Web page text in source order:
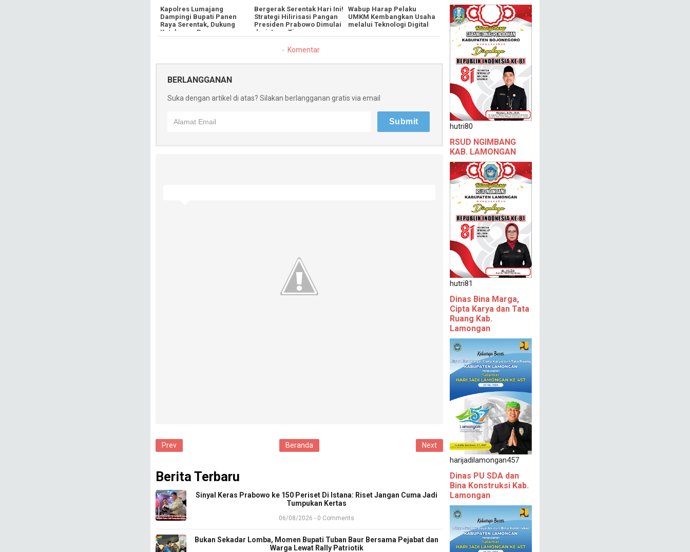
Kapolres Lumajang
Dampingi Bupati Panen
Raya Serentak, Dukung
Ketahanan Pangan
​Bergerak Serentak Hari Ini!
Strategi Hilirisasi Pangan
Presiden Prabowo Dimulai
dari Jawa Timur
Wabup Harap Pelaku
UMKM Kembangkan Usaha
melalui Teknologi Digital
Komentar
BERLANGGANAN
Suka dengan artikel di atas? Silakan berlangganan gratis via email
Prev Next
Beranda
Berita Terbaru
Sinyal Keras Prabowo ke 150 Periset Di Istana: Riset Jangan Cuma Jadi
Tumpukan Kertas
06/08/2026 - 0 Comments
Bukan Sekadar Lomba, Momen Bupati Tuban Baur Bersama Pejabat dan
Warga Lewat Rally Patriotik
hutri80
RSUD NGIMBANG
KAB. LAMONGAN
hutri81
Dinas Bina Marga,
Cipta Karya dan Tata
Ruang Kab.
Lamongan
harijadilamongan457
Dinas PU SDA dan
Bina Konstruksi Kab.
Lamongan